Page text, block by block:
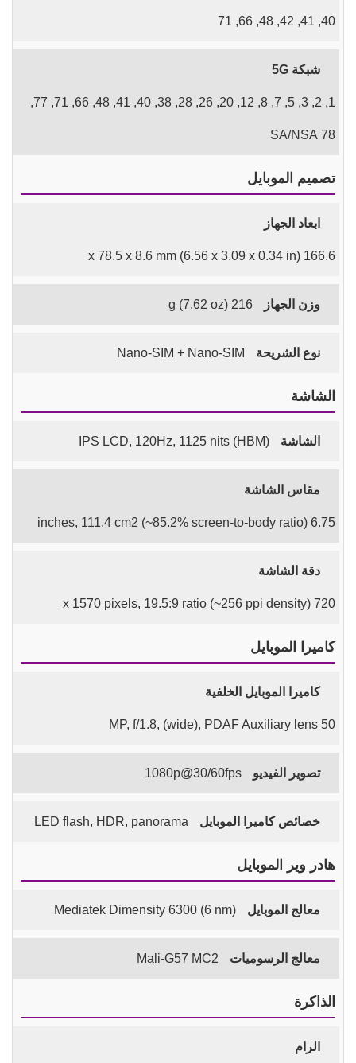
40, 41, 42, 48, 66, 71
شبكة 5G
1, 2, 3, 5, 7, 8, 12, 20, 26, 28, 38, 40, 41, 48, 66, 71, 77,
78 SA/NSA
تصميم الموبايل
ابعاد الجهاز
166.6 x 78.5 x 8.6 mm (6.56 x 3.09 x 0.34 in)
وزن الجهاز 216 g (7.62 oz)
نوع الشريحة Nano-SIM + Nano-SIM
الشاشة
الشاشة IPS LCD, 120Hz, 1125 nits (HBM)
مقاس الشاشة
6.75 inches, 111.4 cm2 (~85.2% screen-to-body ratio)
دقة الشاشة
720 x 1570 pixels, 19.5:9 ratio (~256 ppi density)
كاميرا الموبايل
كاميرا الموبايل الخلفية
50 MP, f/1.8, (wide), PDAF Auxiliary lens
تصوير الفيديو 1080p@30/60fps
خصائص كاميرا الموبايل LED flash, HDR, panorama
هادر وير الموبايل
معالج الموبايل Mediatek Dimensity 6300 (6 nm)
معالج الرسوميات Mali-G57 MC2
الذاكرة
الرام